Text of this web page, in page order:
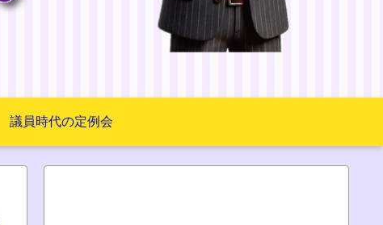
議員時代の定例会